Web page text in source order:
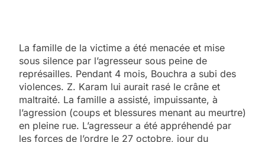
La famille de la victime a été menacée et mise
sous silence par l’agresseur sous peine de
représailles. Pendant 4 mois, Bouchra a subi des
violences. Z. Karam lui aurait rasé le crâne et
maltraité. La famille a assisté, impuissante, à
l’agression (coups et blessures menant au meurtre)
en pleine rue. L’agresseur a été appréhendé par
les forces de l’ordre le 27 octobre, jour du